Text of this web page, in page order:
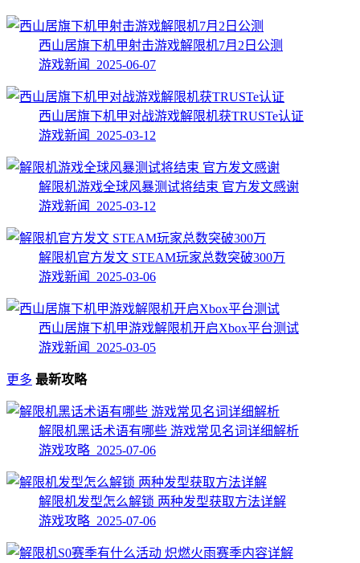
西山居旗下机甲射击游戏解限机7月2日公测
游戏新闻 2025-06-07
西山居旗下机甲对战游戏解限机获TRUSTe认证
游戏新闻 2025-03-12
解限机游戏全球风暴测试将结束 官方发文感谢
游戏新闻 2025-03-12
解限机官方发文 STEAM玩家总数突破300万
游戏新闻 2025-03-06
西山居旗下机甲游戏解限机开启Xbox平台测试
游戏新闻 2025-03-05
更多 最新攻略
解限机黑话术语有哪些 游戏常见名词详细解析
游戏攻略 2025-07-06
解限机发型怎么解锁 两种发型获取方法详解
游戏攻略 2025-07-06